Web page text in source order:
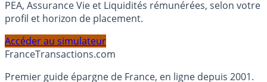
Calculez la répartition théorique de votre capital entre
profil et horizon de placement.
FranceTransactions.com